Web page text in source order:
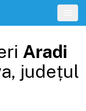
Aradi
, județul